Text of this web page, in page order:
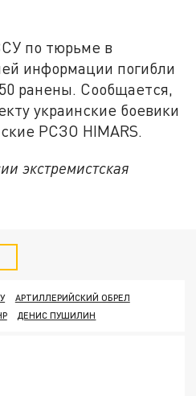
по тюрьме в
информации погибли
ранены. Сообщается,
украинские боевики
РСЗО HIMARS.
экстремистская
АРТИЛЛЕРИЙСКИЙ ОБРЕЛ
ДЕНИС ПУШИЛИН